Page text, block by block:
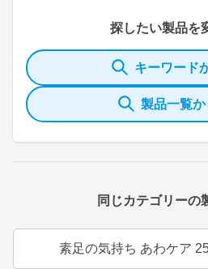
探したい製品を
キーワード
製品一覧
同じカテゴリーの
素足の気持ち あわケア